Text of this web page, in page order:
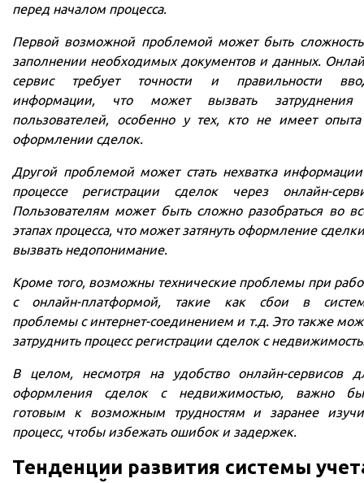
перед началом процесса.
Первой возможной проблемой может быть
заполнении необходимых документов и данных.
сервис требует точности и правильности
информации, что может вызвать
пользователей, особенно у тех, кто не имеет
оформлении сделок.
Другой проблемой может стать нехватка
процессе регистрации сделок через онлайн-
Пользователям может быть сложно разобраться во
этапах процесса, что может затянуть оформление
вызвать недопонимание.
Кроме того, возможны технические проблемы при
с онлайн-платформой, такие как сбои в
проблемы с интернет-соединением и т.д. Это также
затруднить процесс регистрации сделок с
В целом, несмотря на удобство онлайн-сервисов
оформления сделок с недвижимостью, важно
готовым к возможным трудностям и заранее
процесс, чтобы избежать ошибок и задержек.
Тенденции развития системы